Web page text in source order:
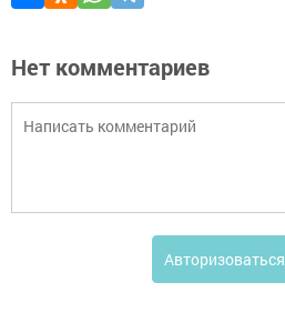
Нет комментариев
Авторизоваться